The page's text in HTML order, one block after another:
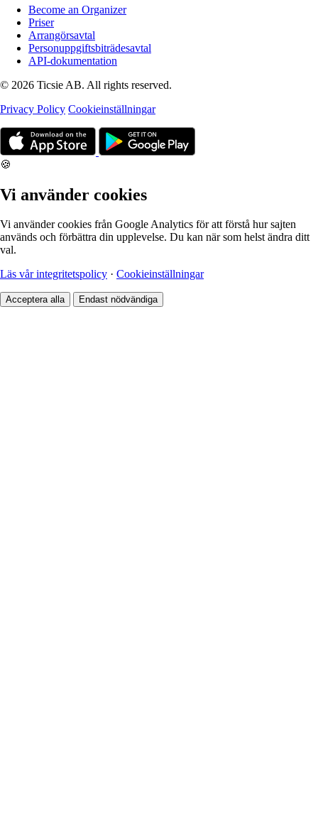
Become an Organizer
Priser
Arrangörsavtal
Personuppgiftsbiträdesavtal
API-dokumentation
© 2026 Ticsie AB. All rights reserved.
Privacy Policy Cookieinställningar
🍪
Vi använder cookies
Vi använder cookies från Google Analytics för att förstå hur sajten
används och förbättra din upplevelse. Du kan när som helst ändra ditt
val.
Läs vår integritetspolicy · Cookieinställningar
Acceptera alla Endast nödvändiga